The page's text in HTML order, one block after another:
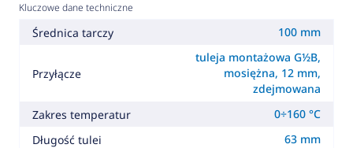
Kluczowe dane techniczne
Średnica tarczy 100 mm
Przyłącze
tuleja montażowa G½B,
mosiężna, 12 mm,
zdejmowana
Zakres temperatur
0÷160 °C
Długość tulei
63 mm